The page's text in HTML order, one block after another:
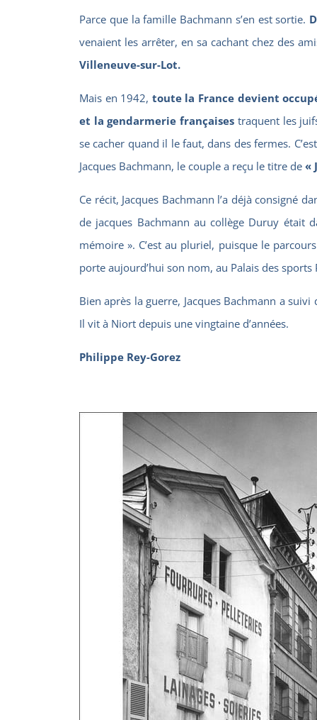
Parce que la famille Bachmann s’en est sortie.
venaient les arrêter, en sa cachant chez des
Villeneuve-sur-Lot.
Mais en 1942, toute la France devient
et la gendarmerie françaises traquent les
se cacher quand il le faut, dans des fermes.
Jacques Bachmann, le couple a reçu le titre de «
Ce récit, Jacques Bachmann l’a déjà consigné
de jacques Bachmann au collège Duruy était
mémoire ». C’est au pluriel, puisque le
porte aujourd’hui son nom, au Palais des
Bien après la guerre, Jacques Bachmann a
Il vit à Niort depuis une vingtaine d’années.
Philippe Rey-Gorez